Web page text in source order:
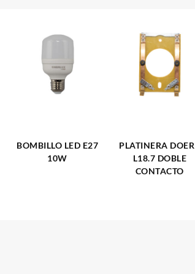
BOMBILLO LED E27
10W
PLATINERA
L18.7 DOBLE
CONTACTO